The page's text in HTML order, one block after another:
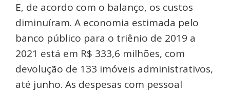
E, de acordo com o balanço, os custos
diminuíram. A economia estimada pelo
banco público para o triênio de 2019 a
2021 está em R$ 333,6 milhões, com
devolução de 133 imóveis administrativos,
até junho. As despesas com pessoal